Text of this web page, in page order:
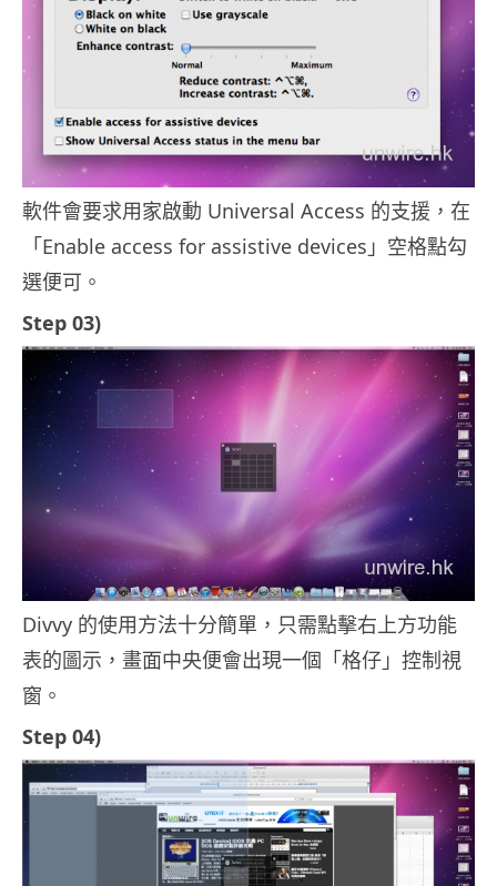
軟件會要求用家啟動 Universal Access 的支援，在
「Enable access for assistive devices」空格點勾
選便可。
Step 03)
Divvy 的使用方法十分簡單，只需點擊右上方功能
表的圖示，畫面中央便會出現一個「格仔」控制視
窗。
Step 04)